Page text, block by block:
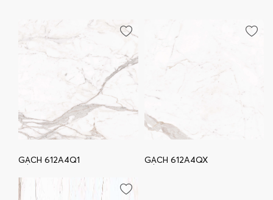
GẠCH 612A4Q1 GẠCH 612A4QX